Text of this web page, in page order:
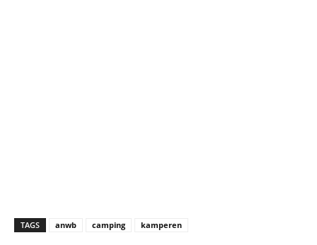
TAGS anwb camping kamperen